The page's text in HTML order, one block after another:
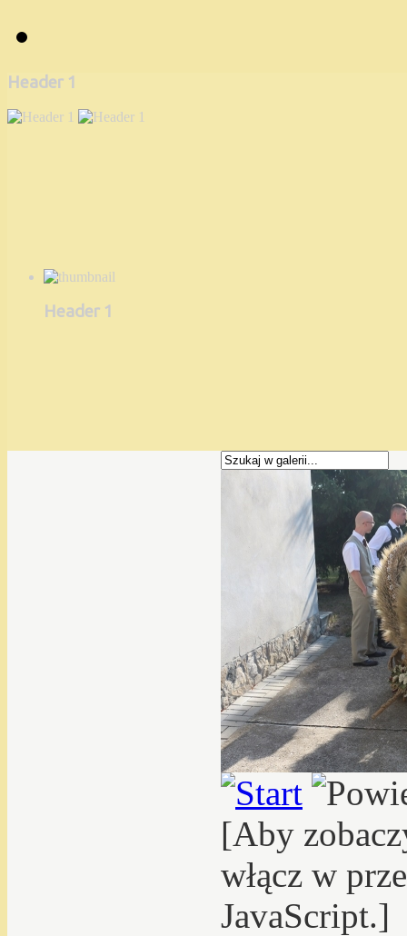
Header 1
Header 1
[Aby
włącz w
JavaScript.]